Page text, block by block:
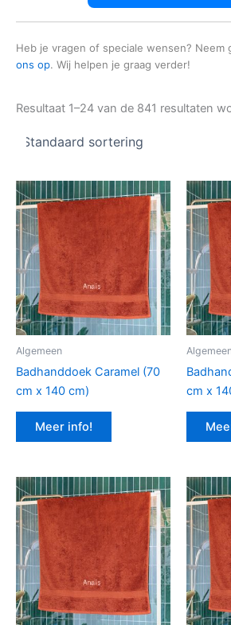
Heb je vragen of speciale wensen? Neem
ons op. Wij helpen je graag verder!
Resultaat 1–24 van de 841 resultaten
Algemeen
Badhanddoek Caramel (70
cm x 140 cm)
Meer info!
cm x